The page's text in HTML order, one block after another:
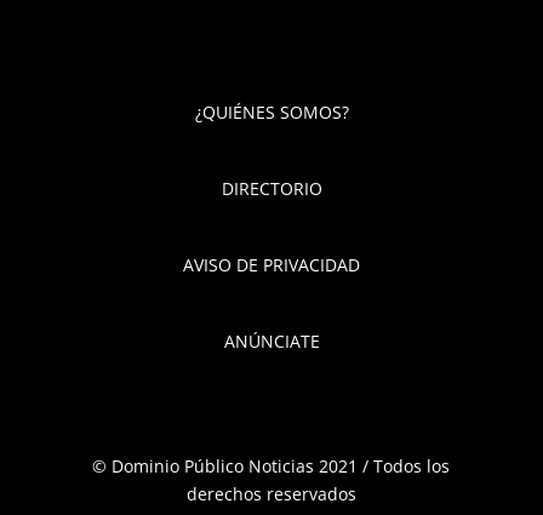
¿QUIÉNES SOMOS?
DIRECTORIO
AVISO DE PRIVACIDAD
ANÚNCIATE
© Dominio Público Noticias 2021 / Todos los
derechos reservados